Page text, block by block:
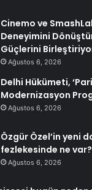
Cinemo ve
Deneyimini
Güçlerini
Ağustos 6, 2026
Delhi Hükümeti,
Modernizasyon
Ağustos 6, 2026
Özgür Özel’in yeni
fezlekesinde ne var?
Ağustos 6, 2026